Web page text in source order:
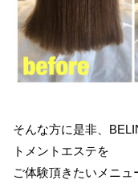
そんな方に是非、
トメントエステを
ご体験頂きたいメニュ